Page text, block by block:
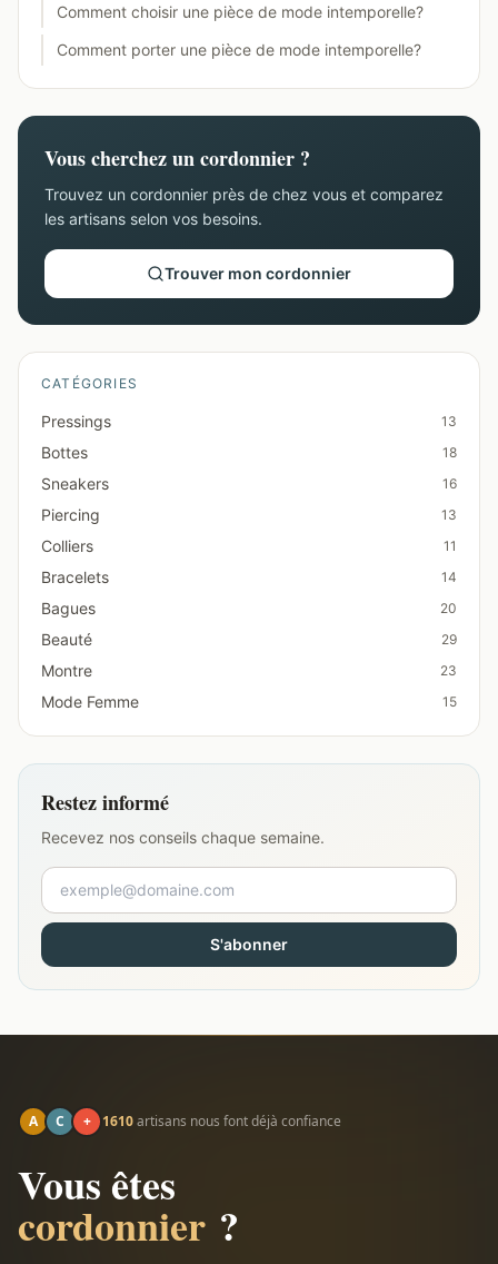
Comment choisir une pièce de mode intemporelle?
Comment porter une pièce de mode intemporelle?
Vous cherchez un cordonnier ?
Trouvez un cordonnier près de chez vous et comparez
les artisans selon vos besoins.
Trouver mon cordonnier
CATÉGORIES
Pressings 13
Bottes 18
Sneakers 16
Piercing 13
Colliers 11
Bracelets 14
Bagues 20
Beauté 29
Montre 23
Mode Femme 15
Restez informé
Recevez nos conseils chaque semaine.
S'abonner
A C + 1610artisans nous font déjà confiance
Vous êtes
cordonnier ?